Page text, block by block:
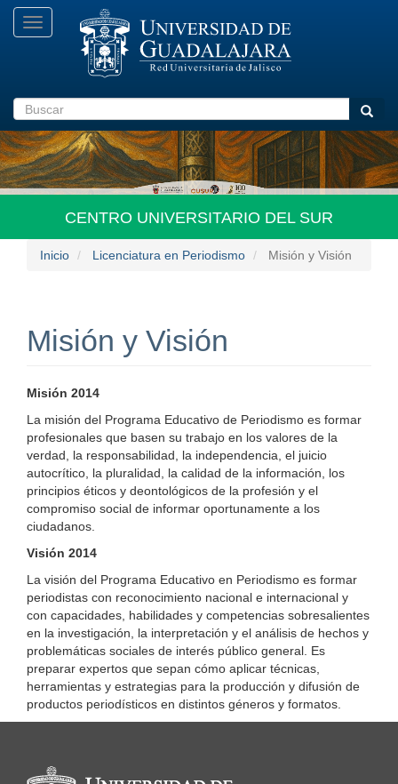
Pasar
Toggle
navigation
Buscar Buscar
CENTRO UNIVERSITARIO DEL SUR
Inicio Licenciatura en Periodismo Misión y Visión
Misión y Visión
Misión 2014
La misión del Programa Educativo de Periodismo es formar
profesionales que basen su trabajo en los valores de la
verdad, la responsabilidad, la independencia, el juicio
autocrítico, la pluralidad, la calidad de la información, los
principios éticos y deontológicos de la profesión y el
compromiso social de informar oportunamente a los
ciudadanos.
Visión 2014
La visión del Programa Educativo en Periodismo es formar
periodistas con reconocimiento nacional e internacional y
con capacidades, habilidades y competencias sobresalientes
en la investigación, la interpretación y el análisis de hechos y
problemáticas sociales de interés público general. Es
preparar expertos que sepan cómo aplicar técnicas,
herramientas y estrategias para la producción y difusión de
productos periodísticos en distintos géneros y formatos.
Información del portal